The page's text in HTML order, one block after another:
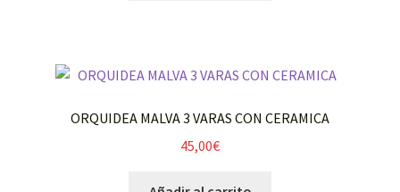
ORQUIDEA MALVA 3 VARAS CON CERAMICA
45,00€